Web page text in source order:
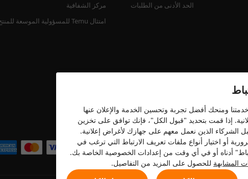
الحد الأدنى من الطلبات
مركز الشفافية
امتثال Temu للمسؤولية الموسعة للمنتج (EPR)
نحن نقبل
ومنحك أفضل تجربة وتحسين الخدمة والإعلان عنها
إذا قمت بتحديد "قبول الكل"، فإنك توافق على تخزين
الشركاء الذين نعمل معهم على جهازك لأغراض إعلانية.
أو اختيار أنواع ملفات تعريف الارتباط التي ترغب في
أدناه أو في أي وقت من إعدادات الخصوصية الخاصة بك.
المشابهة للحصول على المزيد من التفاصيل.